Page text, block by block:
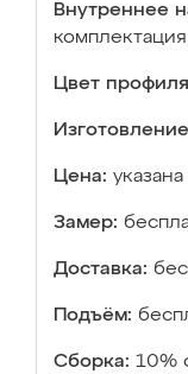
Внутреннее
комплектация
Цвет
Цена:
Замер:
Доставка:
Подъём:
Сборка: 10%